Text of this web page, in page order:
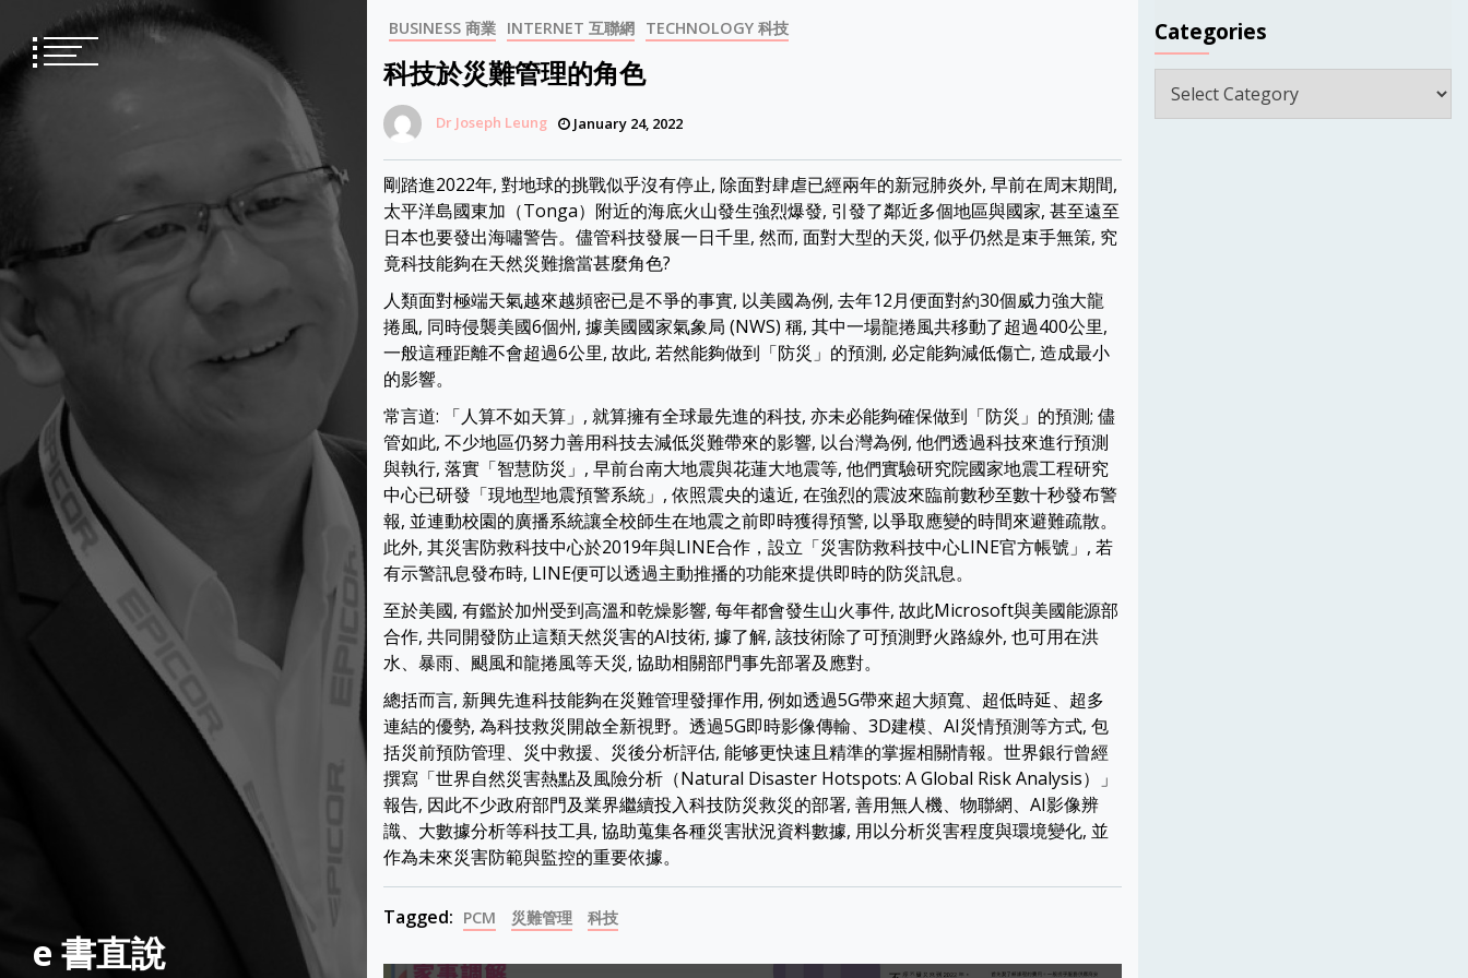
content
e 書直說
BUSINESS 商業 INTERNET 互聯網 TECHNOLOGY 科技
科技於災難管理的角色
Dr Joseph Leung January 24, 2022
剛踏進2022年, 對地球的挑戰似乎沒有停止, 除面對肆虐已經兩年的新冠肺炎外, 早前在周末期間,
太平洋島國東加（Tonga）附近的海底火山發生強烈爆發, 引發了鄰近多個地區與國家, 甚至遠至
日本也要發出海嘯警告。儘管科技發展一日千里, 然而, 面對大型的天災, 似乎仍然是束手無策, 究
竟科技能夠在天然災難擔當甚麼角色?
人類面對極端天氣越來越頻密已是不爭的事實, 以美國為例, 去年12月便面對約30個威力強大龍
捲風, 同時侵襲美國6個州, 據美國國家氣象局 (NWS) 稱, 其中一場龍捲風共移動了超過400公里,
一般這種距離不會超過6公里, 故此, 若然能夠做到「防災」的預測, 必定能夠減低傷亡, 造成最小
的影響。
常言道: 「人算不如天算」, 就算擁有全球最先進的科技, 亦未必能夠確保做到「防災」的預測; 儘
管如此, 不少地區仍努力善用科技去減低災難帶來的影響, 以台灣為例, 他們透過科技來進行預測
與執行, 落實「智慧防災」, 早前台南大地震與花蓮大地震等, 他們實驗研究院國家地震工程研究
中心已研發「現地型地震預警系統」, 依照震央的遠近, 在強烈的震波來臨前數秒至數十秒發布警
報, 並連動校園的廣播系統讓全校師生在地震之前即時獲得預警, 以爭取應變的時間來避難疏散。
此外, 其災害防救科技中心於2019年與LINE合作，設立「災害防救科技中心LINE官方帳號」, 若
有示警訊息發布時, LINE便可以透過主動推播的功能來提供即時的防災訊息。
至於美國, 有鑑於加州受到高溫和乾燥影響, 每年都會發生山火事件, 故此Microsoft與美國能源部
合作, 共同開發防止這類天然災害的AI技術, 據了解, 該技術除了可預測野火路線外, 也可用在洪
水、暴雨、颶風和龍捲風等天災, 協助相關部門事先部署及應對。
總括而言, 新興先進科技能夠在災難管理發揮作用, 例如透過5G帶來超大頻寬、超低時延、超多
連結的優勢, 為科技救災開啟全新視野。透過5G即時影像傳輸、3D建模、AI災情預測等方式, 包
括災前預防管理、災中救援、災後分析評估, 能够更快速且精準的掌握相關情報。世界銀行曾經
撰寫「世界自然災害熱點及風險分析（Natural Disaster Hotspots: A Global Risk Analysis）」
報告, 因此不少政府部門及業界繼續投入科技防災救災的部署, 善用無人機、物聯網、AI影像辨
識、大數據分析等科技工具, 協助蒐集各種災害狀況資料數據, 用以分析災害程度與環境變化, 並
作為未來災害防範與監控的重要依據。
Tagged: PCM 災難管理 科技
Categories
Categories